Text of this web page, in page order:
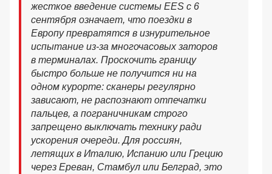
жесткое введение системы EES с 6
сентября означает, что поездки в
Европу превратятся в изнурительное
испытание из-за многочасовых заторов
в терминалах. Проскочить границу
быстро больше не получится ни на
одном курорте: сканеры регулярно
зависают, не распознают отпечатки
пальцев, а пограничникам строго
запрещено выключать технику ради
ускорения очереди. Для россиян,
летящих в Италию, Испанию или Грецию
через Ереван, Стамбул или Белград, это